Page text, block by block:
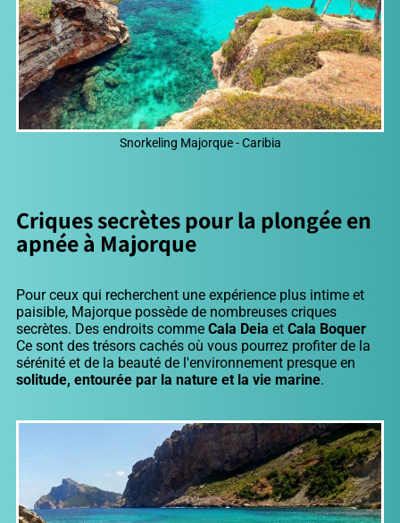
Snorkeling Majorque - Caribia
Criques secrètes pour la plongée en
apnée à Majorque
Pour ceux qui recherchent une expérience plus intime et
paisible, Majorque possède de nombreuses criques
secrètes. Des endroits comme Cala Deia et Cala Boquer
Ce sont des trésors cachés où vous pourrez profiter de la
sérénité et de la beauté de l'environnement presque en
solitude, entourée par la nature et la vie marine.